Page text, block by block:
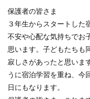
保護者の皆さま
３年生からスタートした
不安や心配な気持ちでお
思います。子どもたちも
寂しさがあったと思いま
うに宿泊学習を重ね、今
日にもなります。